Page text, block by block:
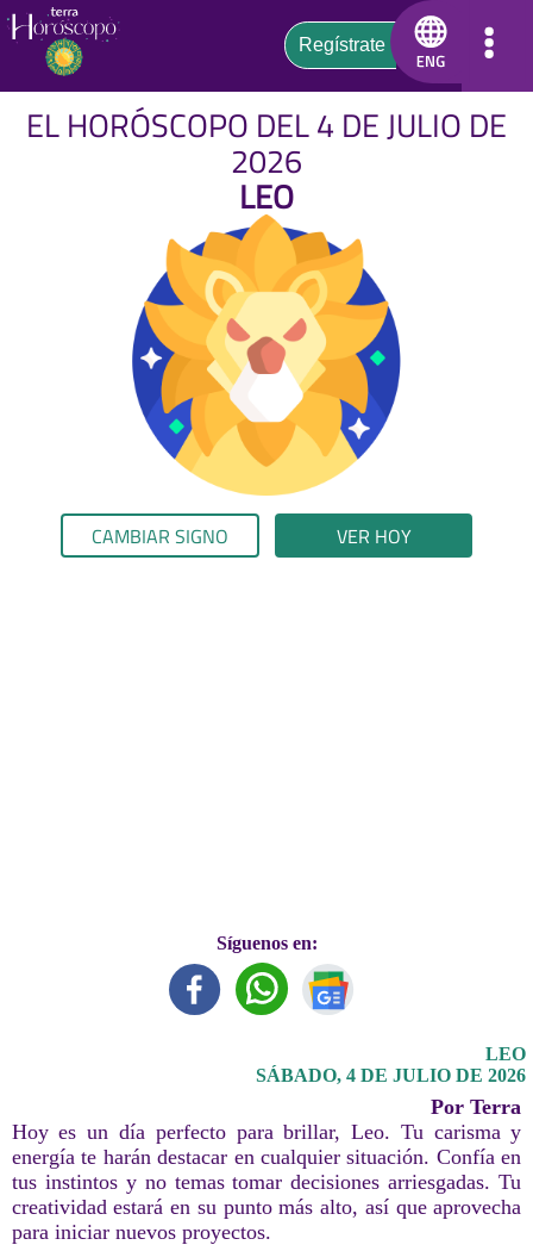
EL HORÓSCOPO DEL 4 DE JULIO DE
2026
LEO
CAMBIAR SIGNO VER HOY
Síguenos en:
LEO
SÁBADO, 4 DE JULIO DE 2026
Por Terra
Hoy es un día perfecto para brillar, Leo. Tu carisma y
energía te harán destacar en cualquier situación. Confía en
tus instintos y no temas tomar decisiones arriesgadas. Tu
creatividad estará en su punto más alto, así que aprovecha
para iniciar nuevos proyectos.